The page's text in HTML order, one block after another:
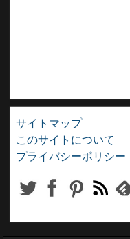
サイトマップ
このサイトについて
プライバシーポリシー